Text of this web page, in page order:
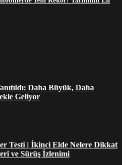
Daha Büyük, Daha
Geliyor
Testi | İkinci Elde Nelere Dikkat
ve Sürüş İzlenimi